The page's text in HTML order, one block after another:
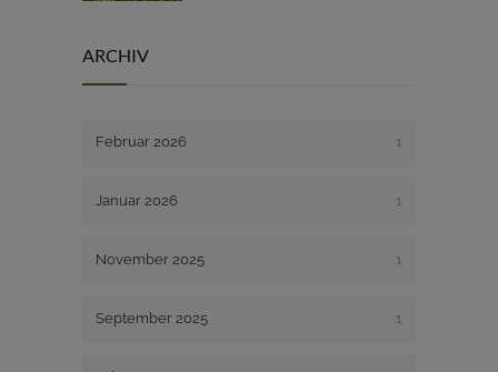
ARCHIV
Februar 2026 1
Januar 2026 1
November 2025 1
September 2025 1